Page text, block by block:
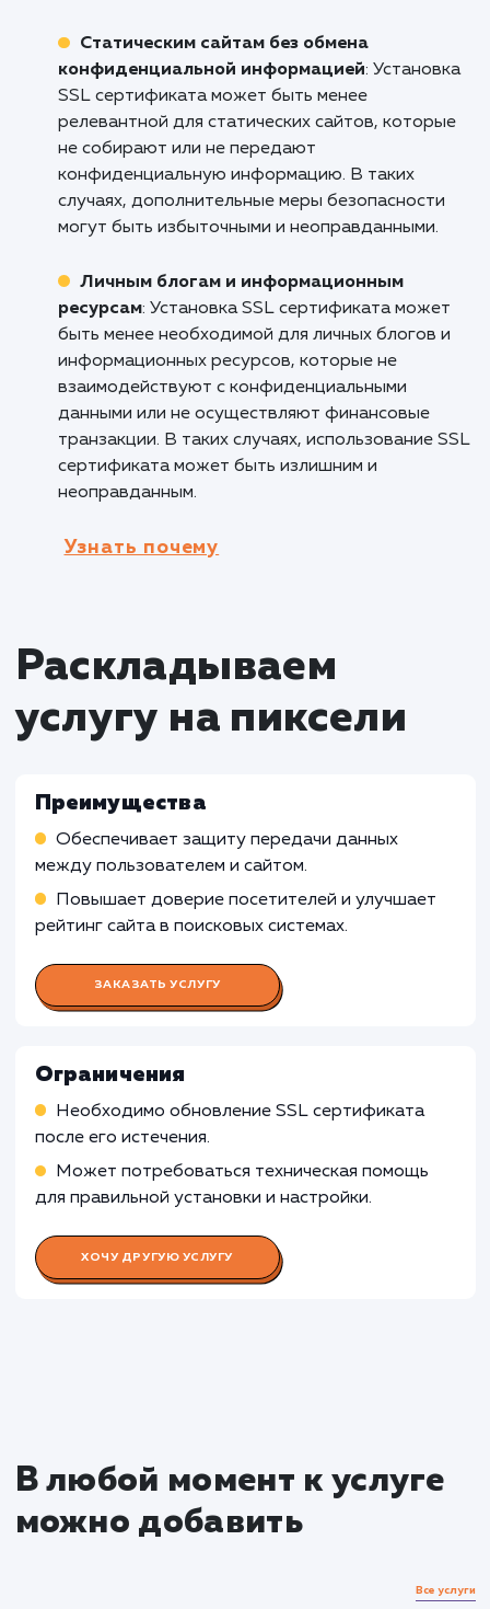
аутентификацию и целостность
что повышает безопасность и доверие к
Для корпоративных веб-сайтов, где
безопасность и защита данных являются
приоритетом, установка SSL сертификата
является необходимой.
Любой сайт, который собирает личную
информацию посетителей, такую как адреса
электронной почты, пароли, контактные
и другую приватную информацию, может
получить значительные преимущества от
установки SSL сертификата. Это
шифрование передаваемых данных и
несанкционированного доступа к
конфиденциальной информацией
SSL сертификата может быть менее
релевантной для статических сайтов,
случаях, дополнительные меры
могут быть избыточными и неоправданными.
Личным блогам и информационным
ресурсам: Установка SSL сертификата
информационных ресурсов, которые не
взаимодействуют с конфиденциальными
транзакции. В таких случаях, использование
сертификата может быть излишним и
неоправданным.
Узнать почему
Преимущества
Обеспечивает защиту передачи данных
Повышает доверие посетителей и улучшает